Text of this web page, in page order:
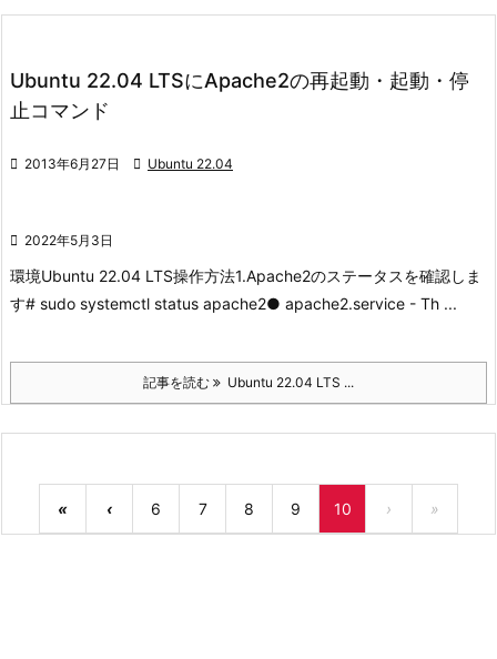
Ubuntu 22.04 LTSにApache2の再起動・起動・停
止コマンド
 2013年6月27日  Ubuntu 22.04
 2022年5月3日
環境Ubuntu 22.04 LTS操作方法1.Apache2のステータスを確認しま
す# sudo systemctl status apache2● apache2.service - Th ...
記事を読む Ubuntu 22.04 LTS ...
« ‹ 6 7 8 9 10 › »